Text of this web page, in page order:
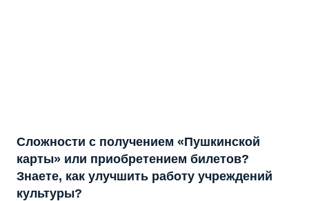
Сложности с получением «Пушкинской
карты» или приобретением билетов?
Знаете, как улучшить работу учреждений
культуры?